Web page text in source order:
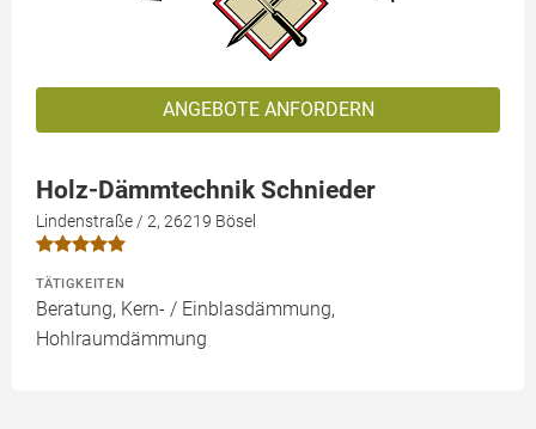
ANGEBOTE ANFORDERN
Holz-Dämmtechnik Schnieder
Lindenstraße / 2, 26219 Bösel
TÄTIGKEITEN
Beratung, Kern- / Einblasdämmung,
Hohlraumdämmung